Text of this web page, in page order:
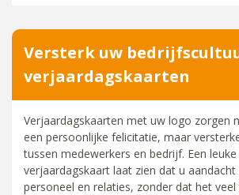
Versterk uw
verjaardagskaarten
Verjaardagskaarten met uw logo zorgen
een persoonlijke felicitatie, maar
tussen medewerkers en bedrijf. Een
verjaardagskaart laat zien dat u
personeel en relaties, zonder dat het